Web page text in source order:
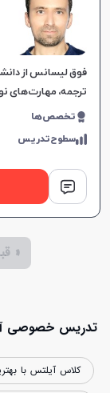
ترجمه، مهارت‌های
بین‌المللی.
تخصص‌ها
سطوح‌تدریس
«
تدریس خصوصی
کلاس آیلتس با